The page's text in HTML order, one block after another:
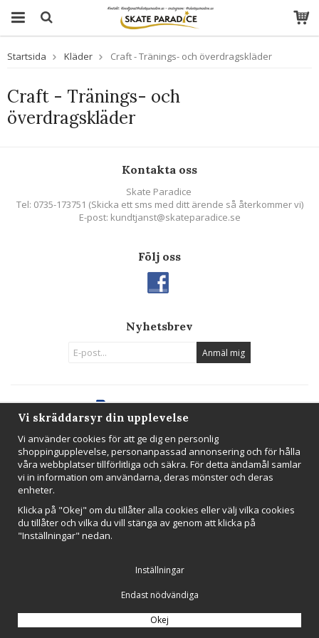
Startsida Kläder Craft - Tränings- och överdragskläder
Craft - Tränings- och
överdragskläder
Kontakta oss
Skate Paradice
Tel: 0735-173751 (Skicka ett sms med ditt ärende så återkommer vi)
E-post: kundtjanst@skateparadice.se
Följ oss
Nyhetsbrev
Anmäl mig
Drift & produktion:Wikinggruppen
Vi skräddarsyr din upplevelse
Vi använder cookies för att ge dig en personlig
shoppingupplevelse, personanpassad annonsering och för hålla
våra webbplatser tillförlitliga och säkra. För detta ändamål samlar
vi in information om användarna, deras mönster och deras
enheter.
Klicka på "Okej" om du tillåter alla cookies eller välj vilka cookies
du tillåter och vilka du vill stänga av genom att klicka på
"Inställningar" nedan.
Inställningar
Endast nödvändiga
Okej